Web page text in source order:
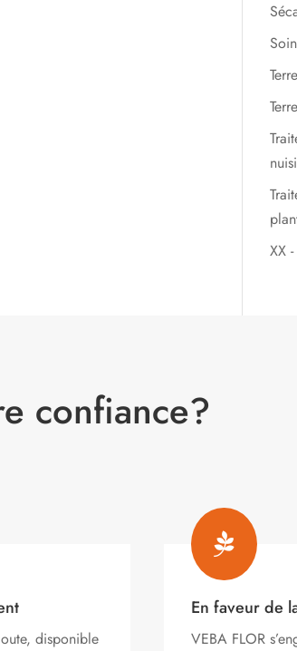
XX
confiance?
disponible

En faveur de
VEBA FLOR